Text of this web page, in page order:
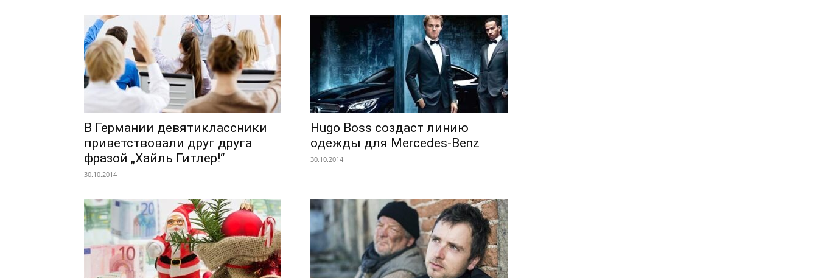
В Германии девятиклассники
приветствовали друг друга
фразой „Хайль Гитлер!“
30.10.2014
Hugo Boss создаст линию
одежды для Mercedes-Benz
30.10.2014